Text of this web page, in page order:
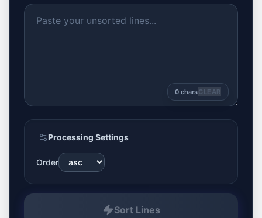
0 charsCLEAR
Processing Settings
Order
Sort Lines